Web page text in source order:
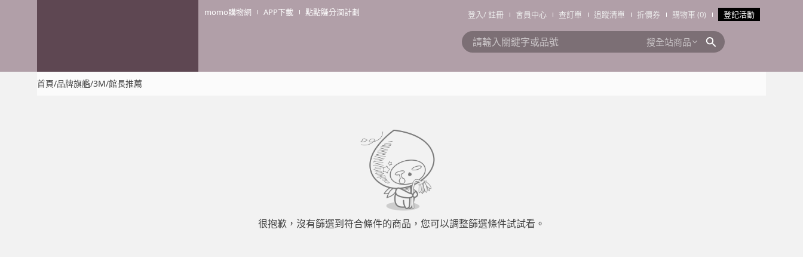
momo購物網 APP下載 點點賺分潤計劃 登入/註冊 會員中心 查訂單 追蹤清單 折價券 購物車 (0) 登記活動
搜全站商品
首頁/品牌旗艦/3M/館長推薦
很抱歉，沒有篩選到符合條件的商品，您可以調整篩選條件試試看。